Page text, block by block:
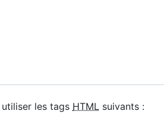
les tags HTML suivants :